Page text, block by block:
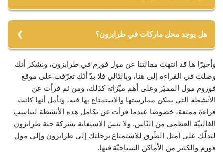
نعم يوجد فيها المولات الثلاثة التالية:
فورم مول.
مول فارلي باش طرابزون.
هل يوجد محل ماركات في طرابزون؟
أهمّها:
زارا.
سيفورا.
يو اس بولو.
جاك اند جونز.
وأخيرًا ها قد انتهت مقالتنا عن مول فورم في طرابزون، ونشكر أنك
وصلت في القراءة إلى هنا، وبالتّالي فلا بدّ أنّك تعرّفت على موقع
فوروم مول المميّز وعلى أهم ميّزاته كذلك، ومن ثم قرأت عن
الأنشطة التي يمكن ممارستها والاستمتاع بها فيه، ونأمل أنها كانت
قراءة ممتعة، خصوصًا عندما قرأت عن تكامل هذه الأنشطة لتناسب
الغالبيّة العظمى من النّاس. ولا تنسَ الاستعانة بشركة جنة طرابزون
لتدلّك على أمثل الطّرق للاستمتاع برحلتك إلى طرابزون وإلى مول
فورم والكثير من الأماكن السياحيّة فيها.